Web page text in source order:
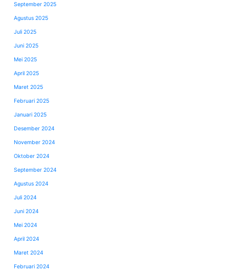
September 2025
Agustus 2025
Juli 2025
Juni 2025
Mei 2025
April 2025
Maret 2025
Februari 2025
Januari 2025
Desember 2024
November 2024
Oktober 2024
September 2024
Agustus 2024
Juli 2024
Juni 2024
Mei 2024
April 2024
Maret 2024
Februari 2024